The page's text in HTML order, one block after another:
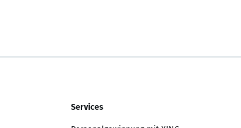
Services